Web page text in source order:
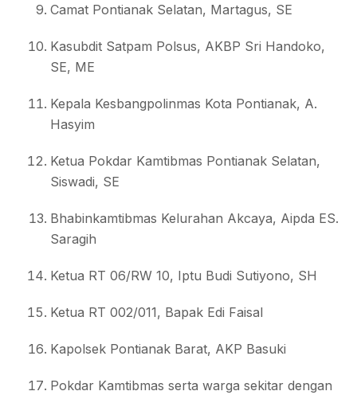
Camat Pontianak Selatan, Martagus, SE
Kasubdit Satpam Polsus, AKBP Sri Handoko,
SE, ME
Kepala Kesbangpolinmas Kota Pontianak, A.
Hasyim
Ketua Pokdar Kamtibmas Pontianak Selatan,
Siswadi, SE
Bhabinkamtibmas Kelurahan Akcaya, Aipda ES.
Saragih
Ketua RT 06/RW 10, Iptu Budi Sutiyono, SH
Ketua RT 002/011, Bapak Edi Faisal
Kapolsek Pontianak Barat, AKP Basuki
Pokdar Kamtibmas serta warga sekitar dengan